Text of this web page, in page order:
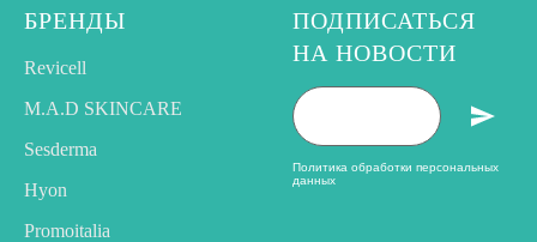
БРЕНДЫ
Revicell
M.A.D SKINCARE
Sesderma
Hyon
Promoitalia
ПОДПИСАТЬСЯ
НА НОВОСТИ
Политика обработки персональных
данных